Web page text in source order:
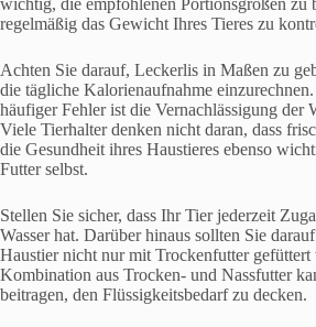
wichtig, die empfohlenen Portionsgrößen zu
regelmäßig das Gewicht Ihres Tieres zu
Achten Sie darauf, Leckerlis in Maßen zu
die tägliche Kalorienaufnahme
häufiger Fehler ist die Vernachlässigung der
Viele Tierhalter denken nicht daran, dass
die Gesundheit ihres Haustieres ebenso
Futter selbst.
Stellen Sie sicher, dass Ihr Tier jederzeit
Wasser hat. Darüber hinaus sollten Sie
Haustier nicht nur mit Trockenfutter
Kombination aus Trocken- und Nassfutter
beitragen, den Flüssigkeitsbedarf zu decken.